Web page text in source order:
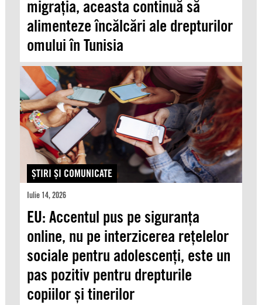
migrația, aceasta continuă să
alimenteze încălcări ale drepturilor
omului în Tunisia
ŞTIRI ŞI COMUNICATE
Iulie 14, 2026
EU: Accentul pus pe siguranța
online, nu pe interzicerea rețelelor
sociale pentru adolescenți, este un
pas pozitiv pentru drepturile
copiilor și tinerilor